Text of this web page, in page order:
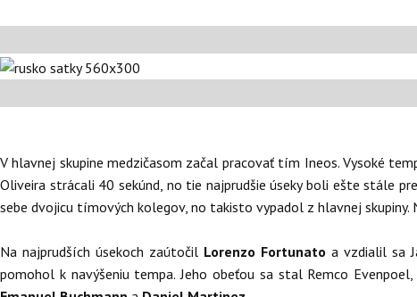
V hlavnej skupine medzičasom začal pracovať tím Ineos. Vysoké
Oliveira strácali 40 sekúnd, no tie najprudšie úseky boli ešte stále
sebe dvojicu tímových kolegov, no takisto vypadol z hlavnej
Na najprudších úsekoch zaútočil Lorenzo Fortunato a vzdialil sa
pomohol k navýšeniu tempa. Jeho obeťou sa stal Remco